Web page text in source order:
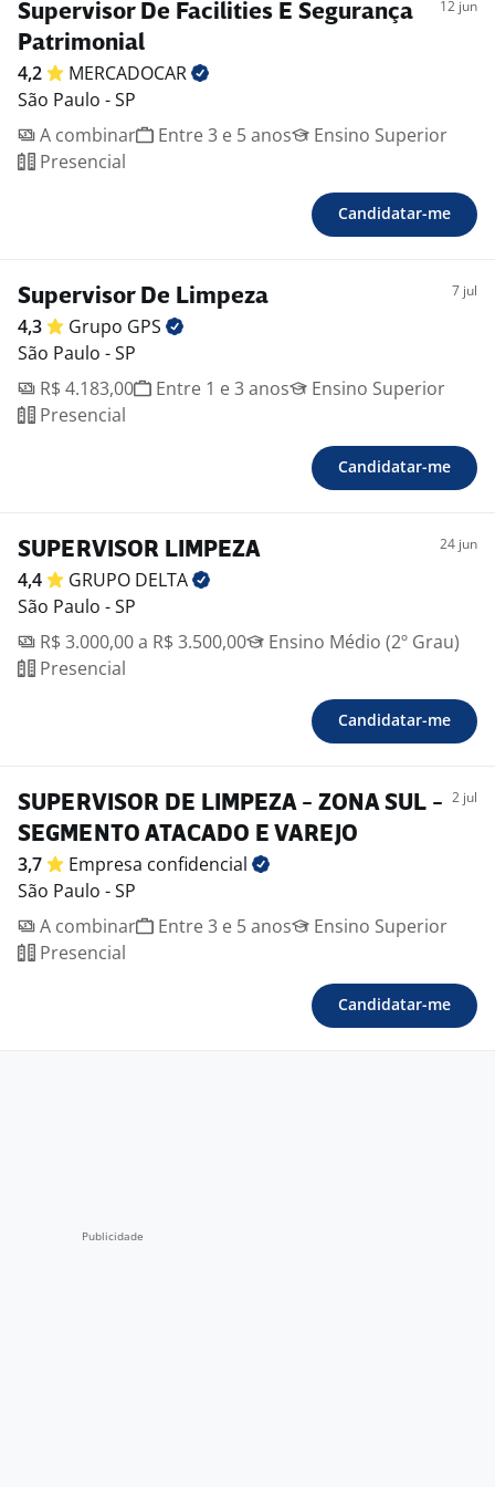
venha fazer parte do time Mercadocar!
Benefícios:
-. Assistência odontológica
-. Refeição no local
-. Vale-alimentação
-. Convênio com o Sesc
Supervisor De Facilities E Segurança
Patrimonial
12 jun
4,2
MERCADOCAR
São Paulo - SP
A combinar
Entre 3 e 5 anos
Ensino Superior
Presencial
Candidatar-me
Supervisor De Limpeza 7 jul
4,3 Grupo GPS
São Paulo - SP
R$ 4.183,00
Entre 1 e 3 anos
Ensino Superior
Presencial
Candidatar-me
SUPERVISOR LIMPEZA 24 jun
4,4 GRUPO DELTA
São Paulo - SP
R$ 3.000,00 a R$ 3.500,00
Ensino Médio (2º Grau)
Presencial
Candidatar-me
SUPERVISOR DE LIMPEZA - ZONA SUL -
SEGMENTO ATACADO E VAREJO
2 jul
3,7 Empresa confidencial
São Paulo - SP
A combinar
Entre 3 e 5 anos
Ensino Superior
Presencial
Candidatar-me